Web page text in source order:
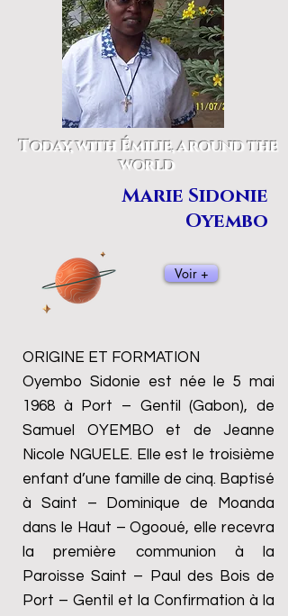
Today, with Émilie, around the
world
Marie Sidonie
Oyembo
Voir +
ORIGINE ET FORMATION
Oyembo Sidonie est née le 5 mai
1968 à Port – Gentil (Gabon), de
Samuel OYEMBO et de Jeanne
Nicole NGUELE. Elle est le troisième
enfant d’une famille de cinq. Baptisé
à Saint – Dominique de Moanda
dans le Haut – Ogooué, elle recevra
la première communion à la
Paroisse Saint – Paul des Bois de
Port – Gentil et la Confirmation à la